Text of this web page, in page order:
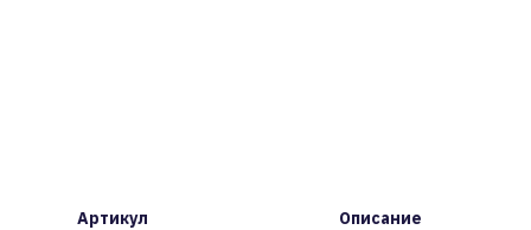
Артикул Описание